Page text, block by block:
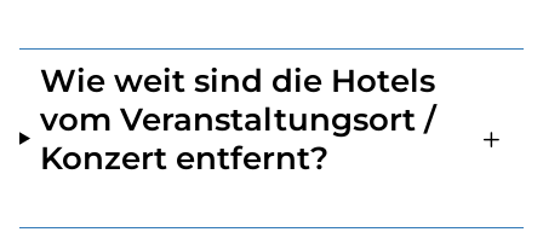
Wie weit sind die Hotels
vom Veranstaltungsort /
Konzert entfernt?